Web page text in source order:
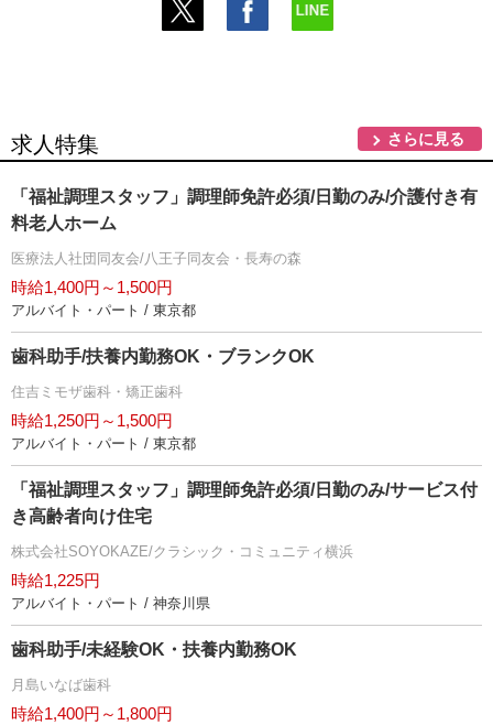
求人特集 さらに見る
「福祉調理スタッフ」調理師免許必須/日勤のみ/介護付き有
料老人ホーム
医療法人社団同友会/八王子同友会・長寿の森
時給1,400円～1,500円
アルバイト・パート / 東京都
歯科助手/扶養内勤務OK・ブランクOK
住吉ミモザ歯科・矯正歯科
時給1,250円～1,500円
アルバイト・パート / 東京都
「福祉調理スタッフ」調理師免許必須/日勤のみ/サービス付
き高齢者向け住宅
株式会社SOYOKAZE/クラシック・コミュニティ横浜
時給1,225円
アルバイト・パート / 神奈川県
歯科助手/未経験OK・扶養内勤務OK
月島いなば歯科
時給1,400円～1,800円